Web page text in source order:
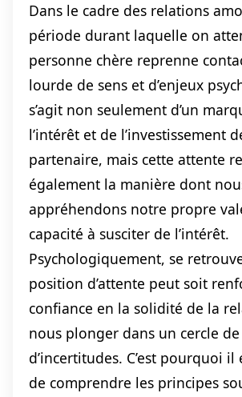
Dans le cadre des relations
période durant laquelle on
personne chère reprenne
lourde de sens et d’enjeux
s’agit non seulement d’un
l’intérêt et de l’investissement
partenaire, mais cette attente
également la manière dont
appréhendons notre propre
capacité à susciter de l’intérêt.
Psychologiquement, se
position d’attente peut soit
confiance en la solidité de la
nous plonger dans un cercle
d’incertitudes. C’est pourquoi il
de comprendre les principes